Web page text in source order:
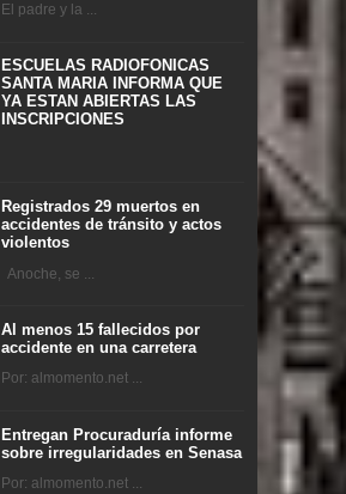
El padre y la ...
ESCUELAS RADIOFONICAS
SANTA MARIA INFORMA QUE
YA ESTAN ABIERTAS LAS
INSCRIPCIONES
Registrados 29 muertos en
accidentes de tránsito y actos
violentos
Anoche, se ...
Al menos 15 fallecidos por
accidente en una carretera
Por: almomento.net ...
Entregan Procuraduría informe
sobre irregularidades en Senasa
Por: almomento.net ...